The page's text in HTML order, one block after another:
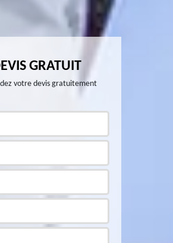
GRATUIT
votre devis gratuitement